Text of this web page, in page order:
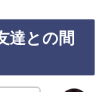
達との間